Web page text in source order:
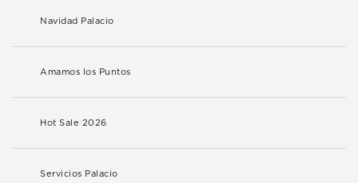
Navidad Palacio
Amamos los Puntos
Hot Sale 2026
Servicios Palacio